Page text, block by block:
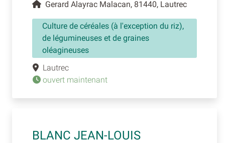
Gerard Alayrac Malacan, 81440, Lautrec
Culture de céréales (à l'exception du riz),
de légumineuses et de graines
oléagineuses
Lautrec
ouvert maintenant
BLANC JEAN-LOUIS